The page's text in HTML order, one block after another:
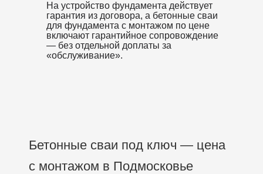
На устройство фундамента действует
гарантия из договора, а бетонные сваи
для фундамента с монтажом по цене
включают гарантийное сопровождение
— без отдельной доплаты за
«обслуживание».
Бетонные сваи под ключ — цена
с монтажом в Подмосковье